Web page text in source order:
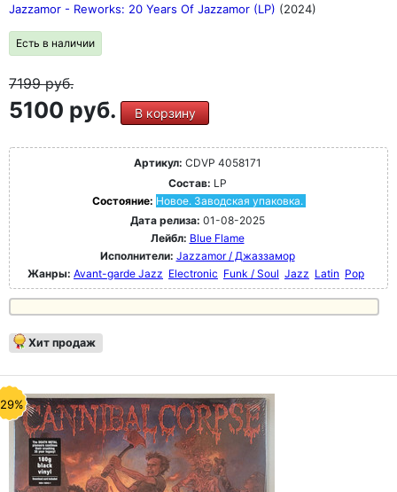
Jazzamor - Reworks: 20 Years Of Jazzamor (LP) (2024)
Есть в наличии
7199руб.
5100 руб. В корзину
Артикул: CDVP 4058171
Состав: LP
Состояние: Новое. Заводская упаковка.
Дата релиза: 01-08-2025
Лейбл: Blue Flame
Исполнители: Jazzamor / Джаззамор
Жанры: Avant-garde Jazz Electronic Funk / Soul Jazz Latin Pop
Хит продаж